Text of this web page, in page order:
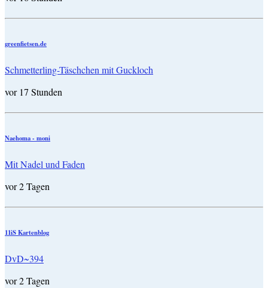
greenfietsen.de
Schmetterling-Täschchen mit Guckloch
vor 17 Stunden
Naehoma - moni
Mit Nadel und Faden
vor 2 Tagen
11iS Kartenblog
DvD~394
vor 2 Tagen